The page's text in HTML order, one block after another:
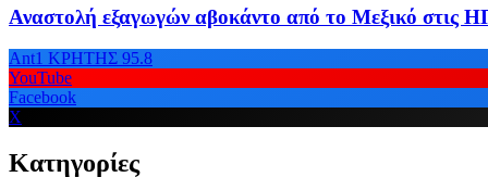
Αναστολή εξαγωγών αβοκάντο από το Μεξικό στις
Ant1 ΚΡΗΤΗΣ 95.8
YouTube
Facebook
X
Κατηγορίες